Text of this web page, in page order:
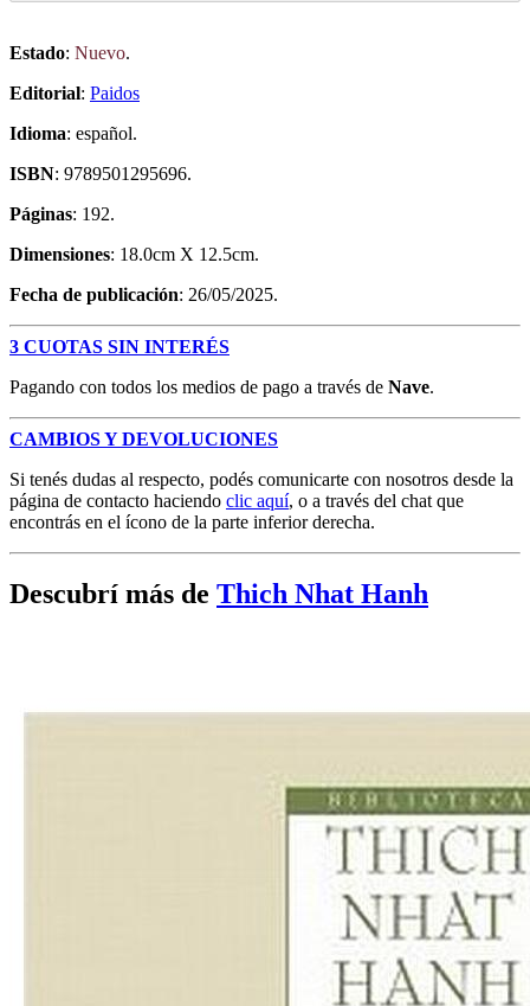
Estado: Nuevo.
Editorial: Paidos
Idioma: español.
ISBN: 9789501295696.
Páginas: 192.
Dimensiones: 18.0cm X 12.5cm.
Fecha de publicación: 26/05/2025.
3 CUOTAS SIN INTERÉS
Pagando con todos los medios de pago a través de Nave.
CAMBIOS Y DEVOLUCIONES
Si tenés dudas al respecto, podés comunicarte con nosotros desde la
página de contacto haciendo clic aquí, o a través del chat que
encontrás en el ícono de la parte inferior derecha.
Descubrí más de Thich Nhat Hanh